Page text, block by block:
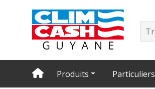
Produits Particuliers